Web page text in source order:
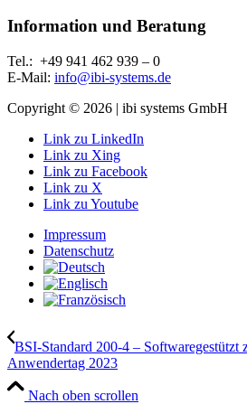
Information und Beratung
Tel.: +49 941 462 939 – 0
E-Mail: info@ibi-systems.de
Copyright © 2026 | ibi systems GmbH
Link zu LinkedIn
Link zu Xing
Link zu Facebook
Link zu X
Link zu Youtube
Impressum
Datenschutz
BSI-Standard 200-4 – Softwaregestützt
Anwendertag 2023
Nach oben scrollen